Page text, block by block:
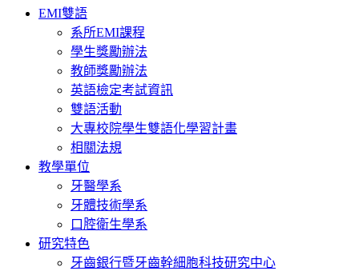
Toggle
navigation
EMI雙語
系所EMI課程
學生獎勵辦法
教師獎勵辦法
英語檢定考試資訊
雙語活動
大專校院學生雙語化學習計畫
相關法規
教學單位
牙醫學系
牙體技術學系
口腔衛生學系
研究特色
牙齒銀行暨牙齒幹細胞科技研究中心